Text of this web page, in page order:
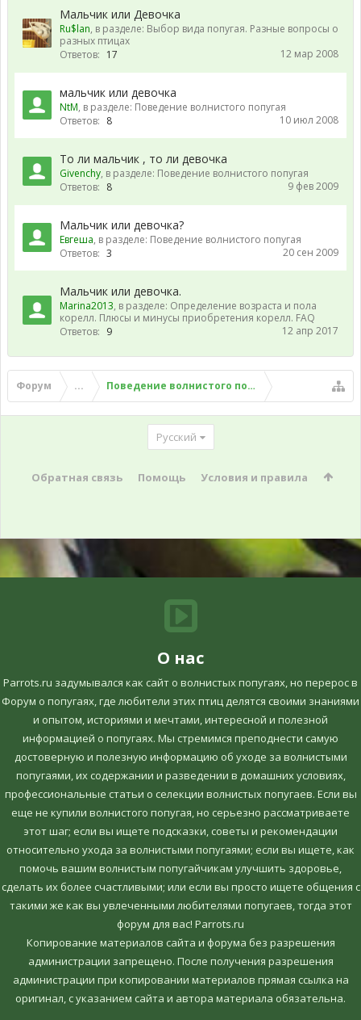
Мальчик или Девочка
Ru$lan, в разделе: Выбор вида попугая. Разные вопросы о
разных птицах
Ответов: 17 12 мар 2008
мальчик или девочка
NtM, в разделе: Поведение волнистого попугая
Ответов: 8 10 июл 2008
То ли мальчик , то ли девочка
Givenchy, в разделе: Поведение волнистого попугая
Ответов: 8 9 фев 2009
Мальчик или девочка?
Евгеша, в разделе: Поведение волнистого попугая
Ответов: 3 20 сен 2009
Мальчик или девочка.
Marina2013, в разделе: Определение возраста и пола
корелл. Плюсы и минусы приобретения корелл. FAQ
Ответов: 9 12 апр 2017
Форум ... Поведение волнистого попугая
Русский
Обратная связь Помощь Условия и правила
О нас
Parrots.ru задумывался как сайт о волнистых попугаях, но перерос в
Форум о попугаях, где любители этих птиц делятся своими знаниями
и опытом, историями и мечтами, интересной и полезной
информацией о попугаях. Мы стремимся преподнести самую
достоверную и полезную информацию об уходе за волнистыми
попугаями, их содержании и разведении в домашних условиях,
профессиональные статьи о селекции волнистых попугаев. Если вы
еще не купили волнистого попугая, но серьезно рассматриваете
этот шаг; если вы ищете подсказки, советы и рекомендации
относительно ухода за волнистыми попугаями; если вы ищете, как
помочь вашим волнистым попугайчикам улучшить здоровье,
сделать их более счастливыми; или если вы просто ищете общения с
такими же как вы увлеченными любителями попугаев, тогда этот
форум для вас! Parrots.ru
Копирование материалов сайта и форума без разрешения
администрации запрещено. После получения разрешения
администрации при копировании материалов прямая ссылка на
оригинал, c указанием сайта и автора материала обязательна.